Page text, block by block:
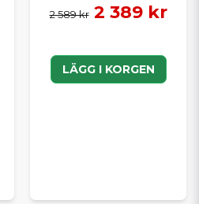
2 589 kr 2 389 kr
LÄGG I KORGEN